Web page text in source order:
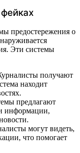
предостережения о
Эти системы
получают
находит
предлагают
информации,
могут видеть,
что помогает